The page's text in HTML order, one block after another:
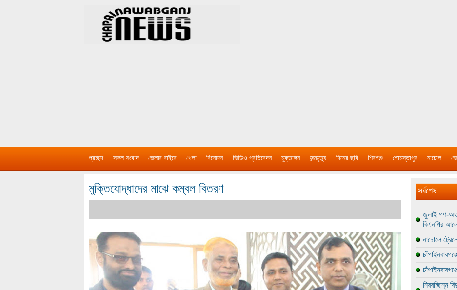
প্রচ্ছদ সকল সংবাদ জেলার বাইরে খেলা বিনোদন ভিডিও প্রতিবেদন মুক্তাঙ্গন জন্মমৃত্যু দিনের ছবি শিবগঞ্জ গোমস্তাপুর নাচোল
মুক্তিযোদ্ধাদের মাঝে কম্বল বিতরণ সর্বশেষ
জুলাই গণ-
বিএনপির
নাচোলে
নিরবচ্ছিন্ন